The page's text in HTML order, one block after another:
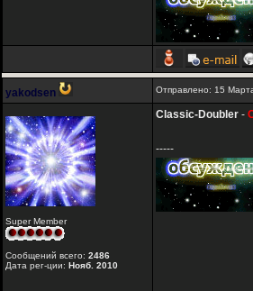
yakodsen Отправлено: 15
Super Member
Сообщений всего: 2486
Дата рег-ции: Нояб. 2010
Classic-Doubler -
-----